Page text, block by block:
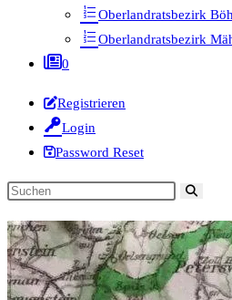
Oberlandratsbezirk
Oberlandratsbezirk
0
Registrieren
Login
Password Reset
Diese
durchsuchen